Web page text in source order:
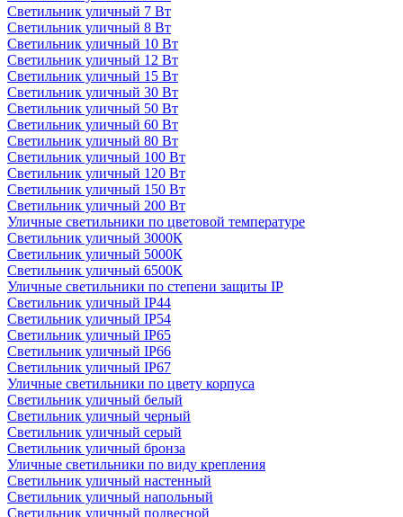
Светильник уличный 7 Вт
Светильник уличный 8 Вт
Светильник уличный 10 Вт
Светильник уличный 12 Вт
Светильник уличный 15 Вт
Светильник уличный 30 Вт
Светильник уличный 50 Вт
Светильник уличный 60 Вт
Светильник уличный 80 Вт
Светильник уличный 100 Вт
Светильник уличный 120 Вт
Светильник уличный 150 Вт
Светильник уличный 200 Вт
Уличные светильники по цветовой температуре
Cветильник уличный 3000К
Cветильник уличный 5000К
Cветильник уличный 6500К
Уличные светильники по степени защиты IP
Светильник уличный IP44
Светильник уличный IP54
Светильник уличный IP65
Светильник уличный IP66
Светильник уличный IP67
Уличные светильники по цвету корпуса
Светильник уличный белый
Светильник уличный черный
Светильник уличный серый
Светильник уличный бронза
Уличные светильники по виду крепления
Светильник уличный настенный
Светильник уличный напольный
Светильник уличный подвесной